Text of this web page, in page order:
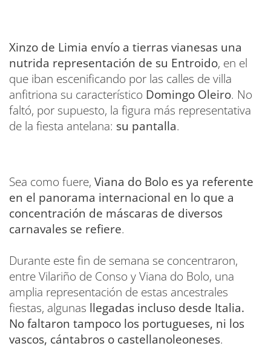
Xinzo de Limia envío a tierras vianesas una
nutrida representación de su Entroido, en el
que iban escenificando por las calles de villa
anfitriona su característico Domingo Oleiro. No
faltó, por supuesto, la figura más representativa
de la fiesta antelana: su pantalla.
Sea como fuere, Viana do Bolo es ya referente
en el panorama internacional en lo que a
concentración de máscaras de diversos
carnavales se refiere.
Durante este fin de semana se concentraron,
entre Vilariño de Conso y Viana do Bolo, una
amplia representación de estas ancestrales
fiestas, algunas llegadas incluso desde Italia.
No faltaron tampoco los portugueses, ni los
vascos, cántabros o castellanoleoneses.